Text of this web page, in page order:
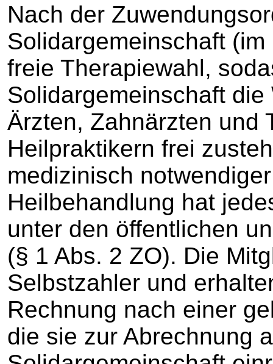
Nach der
Solidargemeinschaft
freie Therapiewahl,
Solidargemeinschaft
Ärzten, Zahnärzten und
Heilpraktikern frei
medizinisch
Heilbehandlung hat
unter den öffentlichen
(§ 1 Abs. 2 ZO). Die
Selbstzahler und
Rechnung nach einer
die sie zur Abrechnung